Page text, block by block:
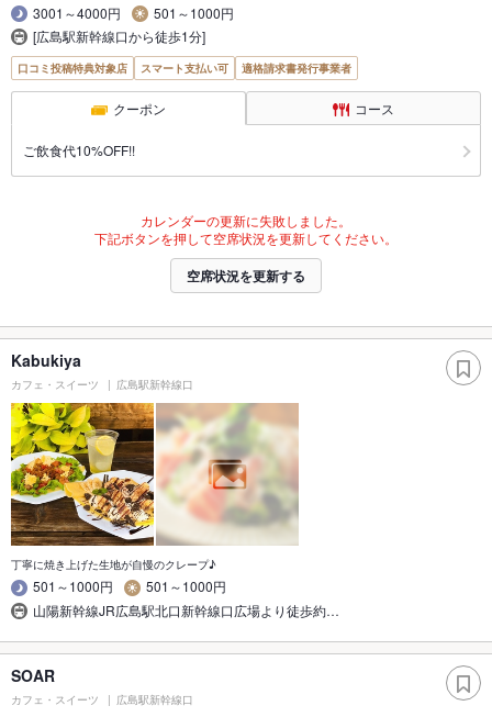
3001～4000円
501～1000円
[広島駅新幹線口から徒歩1分]
口コミ投稿特典対象店 スマート支払い可 適格請求書発行事業者
クーポン コース
ご飲食代10%OFF!!
カレンダーの更新に失敗しました。
下記ボタンを押して空席状況を更新してください。
空席状況を更新する
Kabukiya
カフェ・スイーツ 広島駅新幹線口
丁寧に焼き上げた生地が自慢のクレープ♪
501～1000円
501～1000円
山陽新幹線JR広島駅北口新幹線口広場より徒歩約…
SOAR
カフェ・スイーツ 広島駅新幹線口